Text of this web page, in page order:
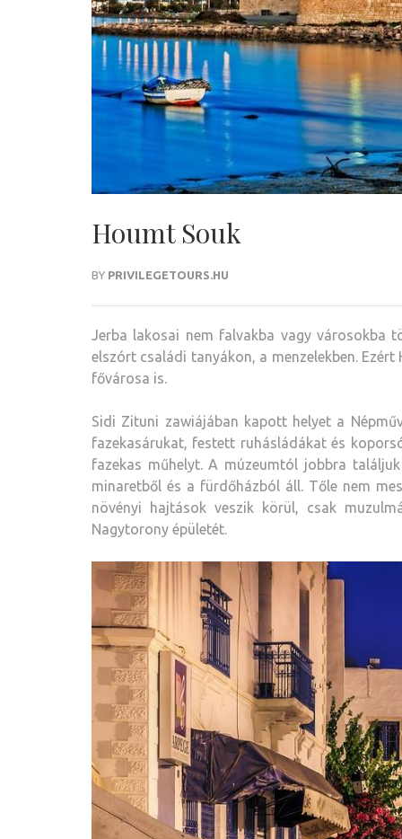
Houmt Souk
BY PRIVILEGETOURS.HU
Jerba lakosai nem falvakba vagy városokba
elszórt családi tanyákon, a menzelekben.
fővárosa is.
Sidi Zituni zawiájában kapott helyet a
fazekasárukat, festett ruhásládákat és
fazekas műhelyt. A múzeumtól jobbra
minaretből és a fürdőházból áll. Tőle nem
növényi hajtások veszik körül, csak
Nagytorony épületét.